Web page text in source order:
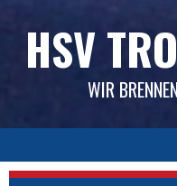
HSV
WIR